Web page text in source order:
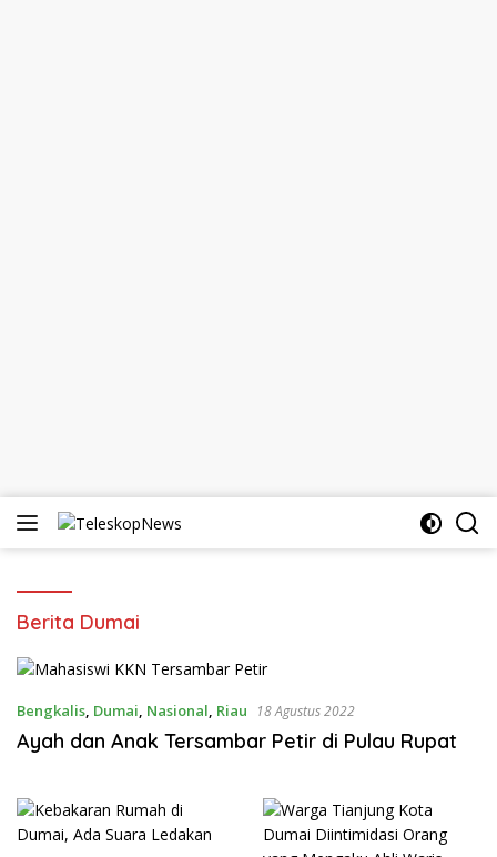
Langsung
Berita Dumai
Bengkalis, Dumai, Nasional, Riau 18 Agustus 2022
Ayah dan Anak Tersambar Petir di Pulau Rupat